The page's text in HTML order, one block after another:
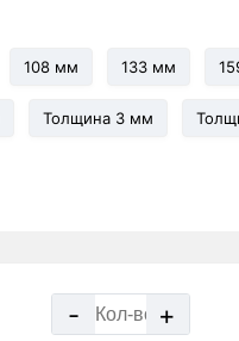
108 мм 133 мм
Толщина 3 мм
- +